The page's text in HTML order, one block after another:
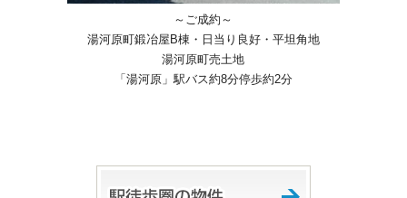
～ご成約～
湯河原町鍛冶屋B棟・日当り良好・平坦角地
湯河原町売土地
「湯河原」駅バス約8分停歩約2分